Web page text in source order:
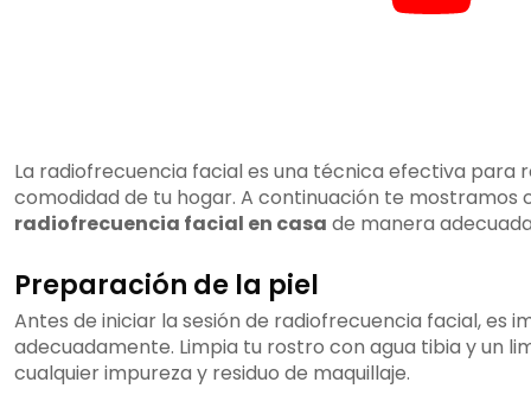
La radiofrecuencia facial es una técnica efectiva para
comodidad de tu hogar. A continuación te mostramos
radiofrecuencia facial en casa de manera
Preparación de la piel
Antes de iniciar la sesión de radiofrecuencia facial, es
adecuadamente. Limpia tu rostro con agua tibia y un
cualquier impureza y residuo de maquillaje.